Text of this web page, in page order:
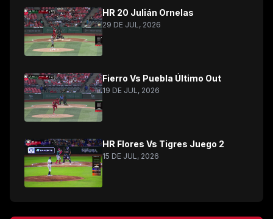
HR 20 Julián Ornelas
29 DE JUL, 2026
Fierro Vs Puebla Último Out
19 DE JUL, 2026
HR Flores Vs Tigres Juego 2
15 DE JUL, 2026